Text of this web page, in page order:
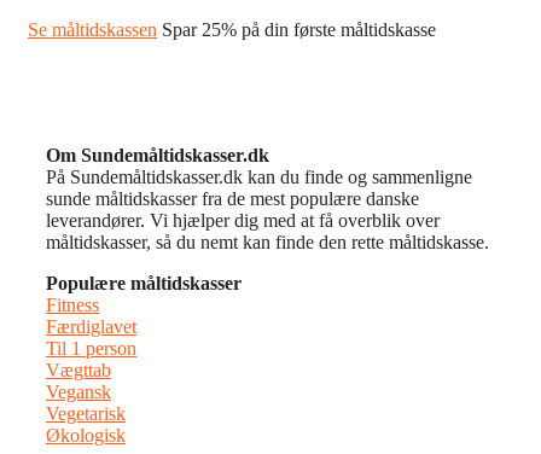
Se måltidskassen Spar 25% på din første måltidskasse
Om Sundemåltidskasser.dk
På Sundemåltidskasser.dk kan du finde og sammenligne
sunde måltidskasser fra de mest populære danske
leverandører. Vi hjælper dig med at få overblik over
måltidskasser, så du nemt kan finde den rette måltidskasse.
Populære måltidskasser
Fitness
Færdiglavet
Til 1 person
Vægttab
Vegansk
Vegetarisk
Økologisk